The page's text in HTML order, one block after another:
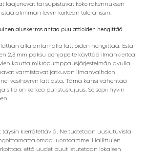
laajenevat tai supistuvat koko rakennuksen
alimman levyn korkean toleranssin.
aluskerros antaa puulattioiden hengittää
lattian alla antamalla lattioiden hengittää. Esta
2,3 mm paksu pohjapeite käyttää ilmankiertoa
kautta mikropumppausjärjestelmän avulla.
varmistavat jatkuvan ilmanvaihdon
vesihöyryn lattiasta. Tämä kansi vähentää
sillä on korkea puristuslujuus. Se sopii hyvin
täysin kierrätettäviä. Ne tuotetaan uusiutuvista
omaa luontoamme. Hallittujen
että uudet puut istutetaan jokaisen